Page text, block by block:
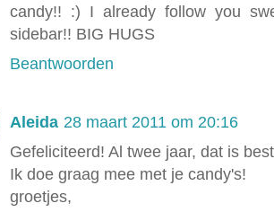
candy!! :) I already follow you
sidebar!! BIG HUGS
Beantwoorden
Aleida 28 maart 2011 om 20:16
Gefeliciteerd! Al twee jaar, dat is
Ik doe graag mee met je candy's!
groetjes,